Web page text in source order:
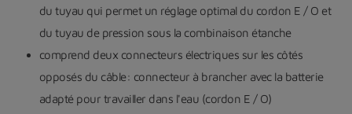
du tuyau qui permet un réglage optimal du cordon E / O et
du tuyau de pression sous la combinaison étanche
comprend deux connecteurs électriques sur les côtés
opposés du câble: connecteur à brancher avec la batterie
adapté pour travailler dans l'eau (cordon E / O)